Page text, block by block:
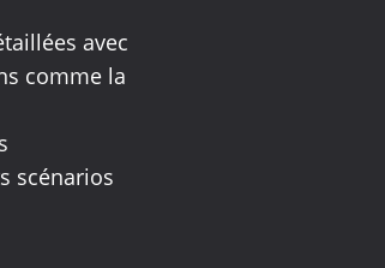
avec
comme la
scénarios